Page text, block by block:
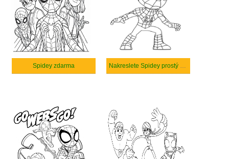
Spidey zdarma Nakreslete Spidey prostý u dětí